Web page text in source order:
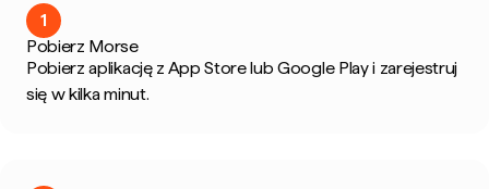
1
Pobierz Morse
Pobierz aplikację z App Store lub Google Play i zarejestruj
się w kilka minut.